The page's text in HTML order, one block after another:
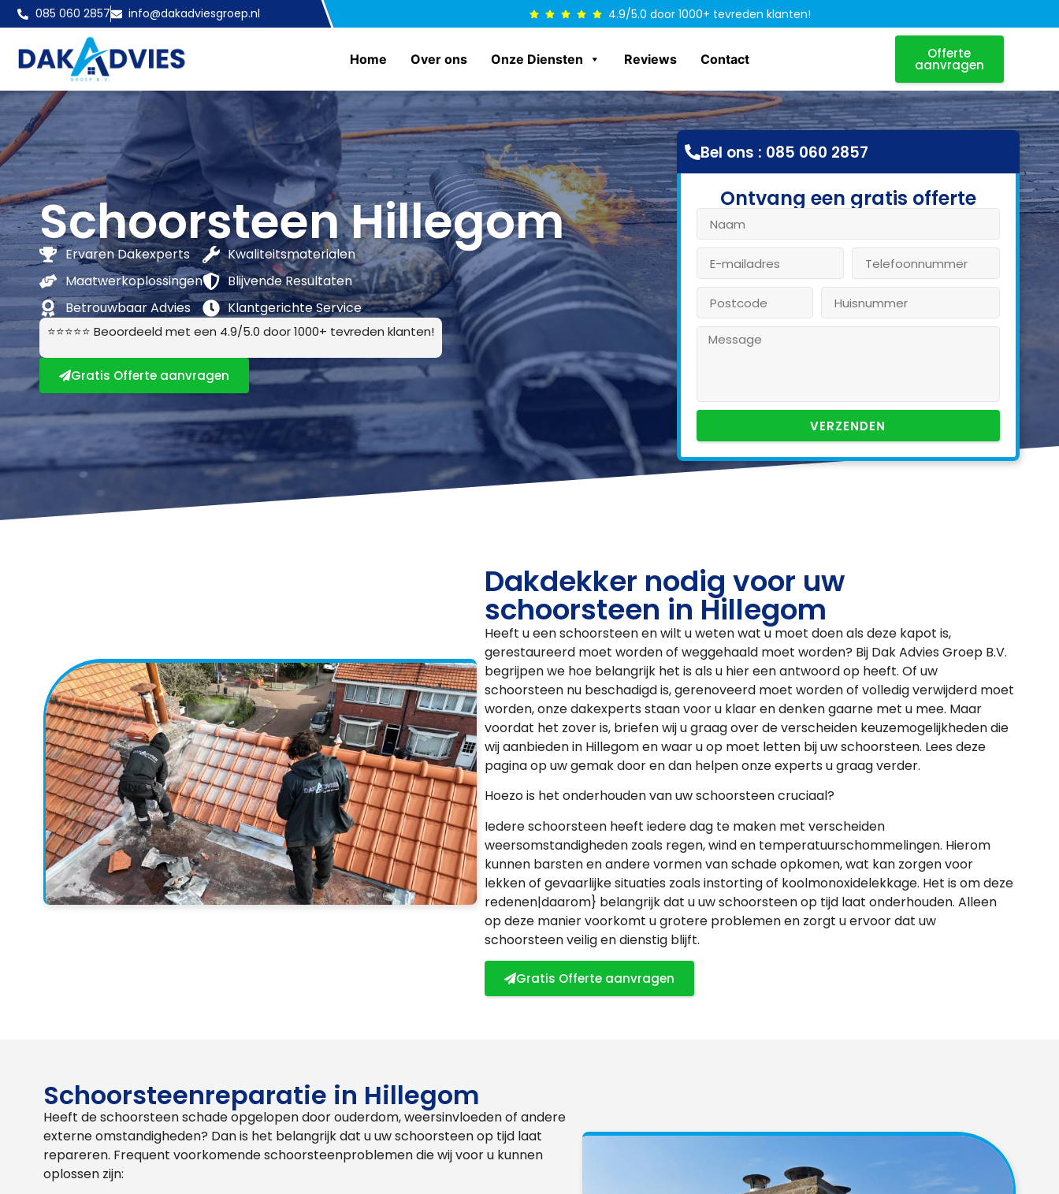
085 060 2857 info@dakadviesgroep.nl 4.9/5.0 door 1000+ tevreden klanten!
Home Over ons Onze Diensten Reviews Contact Offerte
aanvragen
Schoorsteen Hillegom
Ervaren Dakexperts
Maatwerkoplossingen
Betrouwbaar Advies
Kwaliteitsmaterialen
Blijvende Resultaten
Klantgerichte Service
⭐⭐⭐⭐⭐ Beoordeeld met een 4.9/5.0 door 1000+ tevreden klanten!
Gratis Offerte aanvragen
Bel ons : 085 060 2857
Ontvang een gratis offerte
VERZENDEN
Dakdekker nodig voor uw
schoorsteen in Hillegom
Heeft u een schoorsteen en wilt u weten wat u moet doen als deze kapot is,
gerestaureerd moet worden of weggehaald moet worden? Bij Dak Advies Groep B.V.
begrijpen we hoe belangrijk het is als u hier een antwoord op heeft. Of uw
schoorsteen nu beschadigd is, gerenoveerd moet worden of volledig verwijderd moet
worden, onze dakexperts staan voor u klaar en denken gaarne met u mee. Maar
voordat het zover is, briefen wij u graag over de verscheiden keuzemogelijkheden die
wij aanbieden in Hillegom en waar u op moet letten bij uw schoorsteen. Lees deze
pagina op uw gemak door en dan helpen onze experts u graag verder.
Hoezo is het onderhouden van uw schoorsteen cruciaal?
Iedere schoorsteen heeft iedere dag te maken met verscheiden
weersomstandigheden zoals regen, wind en temperatuurschommelingen. Hierom
kunnen barsten en andere vormen van schade opkomen, wat kan zorgen voor
lekken of gevaarlijke situaties zoals instorting of koolmonoxidelekkage. Het is om deze
redenen|daarom} belangrijk dat u uw schoorsteen op tijd laat onderhouden. Alleen
op deze manier voorkomt u grotere problemen en zorgt u ervoor dat uw
schoorsteen veilig en dienstig blijft.
Gratis Offerte aanvragen
Schoorsteenreparatie in Hillegom
Heeft de schoorsteen schade opgelopen door ouderdom, weersinvloeden of andere
externe omstandigheden? Dan is het belangrijk dat u uw schoorsteen op tijd laat
repareren. Frequent voorkomende schoorsteenproblemen die wij voor u kunnen
oplossen zijn: